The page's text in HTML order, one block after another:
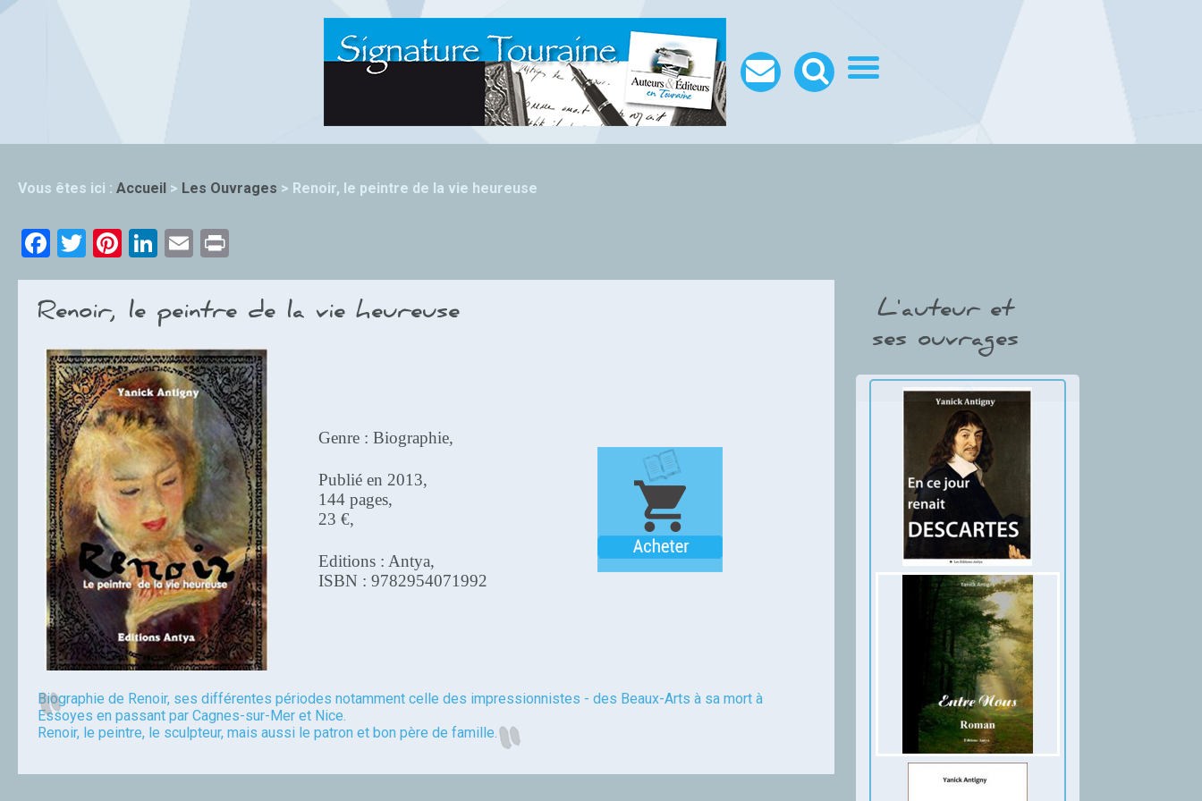
Vous êtes ici : Accueil > Les Ouvrages > Renoir, le peintre de la vie heureuse
Facebook
TwitterPinterest
LinkedIn
Email
Renoir, le peintre de la vie heureuse
Genre : Biographie,
Publié en 2013,
144 pages,
23 €,
Editions : Antya,
ISBN : 9782954071992
Biographie de Renoir, ses différentes périodes notamment celle des impressionnistes - des Beaux-Arts à sa mort à
Essoyes en passant par Cagnes-sur-Mer et Nice.
Renoir, le peintre, le sculpteur, mais aussi le patron et bon père de famille.
L'auteur et
ses ouvrages